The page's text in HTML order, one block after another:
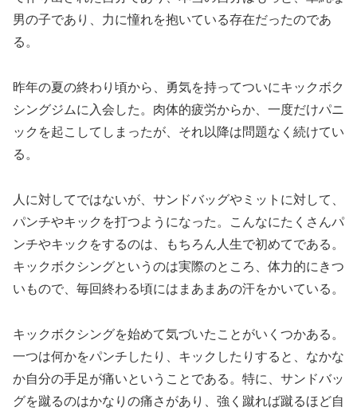
男の子であり、力に憧れを抱いている存在だったのであ
る。
昨年の夏の終わり頃から、勇気を持ってついにキックボク
シングジムに入会した。肉体的疲労からか、一度だけパニ
ックを起こしてしまったが、それ以降は問題なく続けてい
る。
人に対してではないが、サンドバッグやミットに対して、
パンチやキックを打つようになった。こんなにたくさんパ
ンチやキックをするのは、もちろん人生で初めてである。
キックボクシングというのは実際のところ、体力的にきつ
いもので、毎回終わる頃にはまあまあの汗をかいている。
キックボクシングを始めて気づいたことがいくつかある。
一つは何かをパンチしたり、キックしたりすると、なかな
か自分の手足が痛いということである。特に、サンドバッ
グを蹴るのはかなりの痛さがあり、強く蹴れば蹴るほど自